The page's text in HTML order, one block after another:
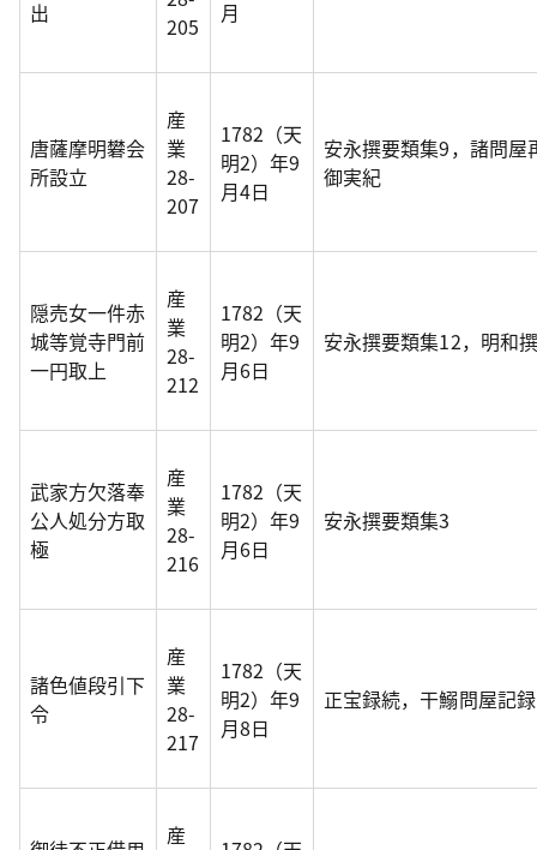
出
205
月
唐薩摩明礬会
所設立
産
業
28-
207
1782（天
明2）年9
月4日
安永撰要類集9，諸問
御実紀
隠売女一件赤
城等覚寺門前
一円取上
産
業
28-
212
1782（天
明2）年9
月6日
安永撰要類集12，明和
武家方欠落奉
公人処分方取
極
産
業
28-
216
1782（天
明2）年9
月6日
安永撰要類集3
諸色値段引下
令
産
業
28-
217
1782（天
明2）年9
月8日
正宝録続，干鰯問屋記
産